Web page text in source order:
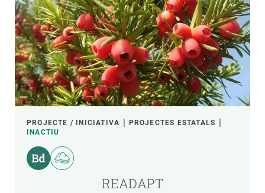
PROJECTE / INICIATIVA
PROJECTES ESTATALS
INACTIU
READAPT